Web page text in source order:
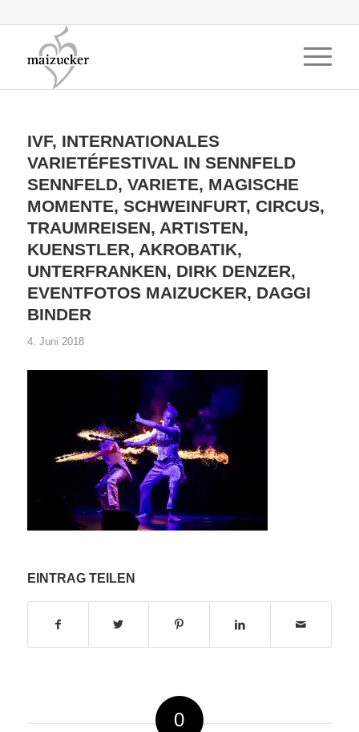
IVF, INTERNATIONALES
VARIETÉFESTIVAL IN SENNFELD
SENNFELD, VARIETE, MAGISCHE
MOMENTE, SCHWEINFURT, CIRCUS,
TRAUMREISEN, ARTISTEN,
KUENSTLER, AKROBATIK,
UNTERFRANKEN, DIRK DENZER,
EVENTFOTOS MAIZUCKER, DAGGI
BINDER
4. Juni 2018
EINTRAG TEILEN
0